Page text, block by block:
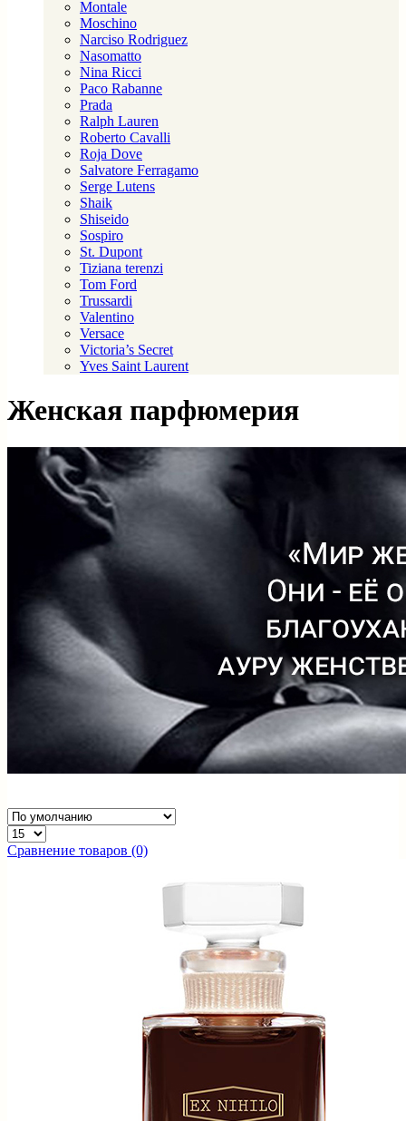
Montale
Moschino
Narciso Rodriguez
Nasomatto
Nina Ricci
Paco Rabanne
Prada
Ralph Lauren
Roberto Cavalli
Roja Dove
Salvatore Ferragamo
Serge Lutens
Shaik
Shiseido
Sospiro
St. Dupont
Tiziana terenzi
Tom Ford
Trussardi
Valentino
Versace
Victoria’s Secret
Yves Saint Laurent
Женская парфюмерия
Сравнение товаров (0)